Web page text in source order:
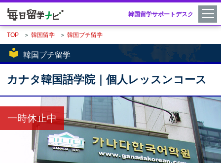
韓国留学サポートデスク
TOP ＞ 韓国留学 ＞ 韓国プチ留学
local_library 韓国プチ留学
カナタ韓国語学院｜個人レッスンコース
一時休止中